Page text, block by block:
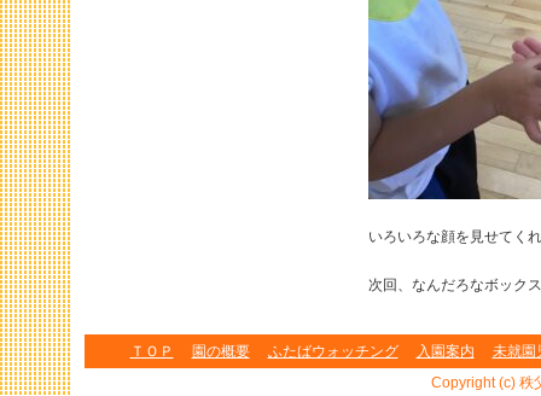
いろいろな顔を見せてく
次回、なんだろなボック
ＴＯＰ 園の概要 ふたばウォッチング 入園案内
未就園
Copyright (c) 秩